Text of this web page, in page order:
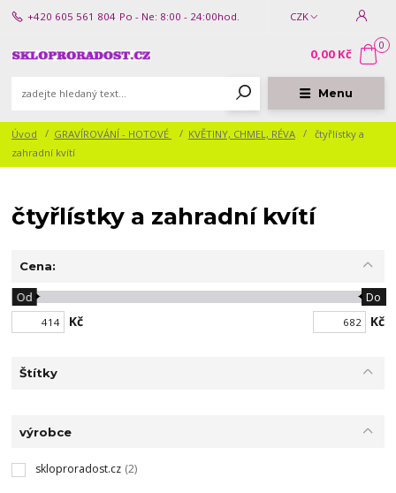
Menu
CZK
+420 605 561 804 Po - Ne: 8:00 - 24:00hod.
0
0,00 Kč
Úvod GRAVÍROVÁNÍ - HOTOVÉ KVĚTINY, CHMEL, RÉVA
čtyřlístky a
zahradní kvítí
čtyřlístky a zahradní kvítí
Cena:
Kč
Od Do
Kč
Štítky
výrobce
skloproradost.cz (2)